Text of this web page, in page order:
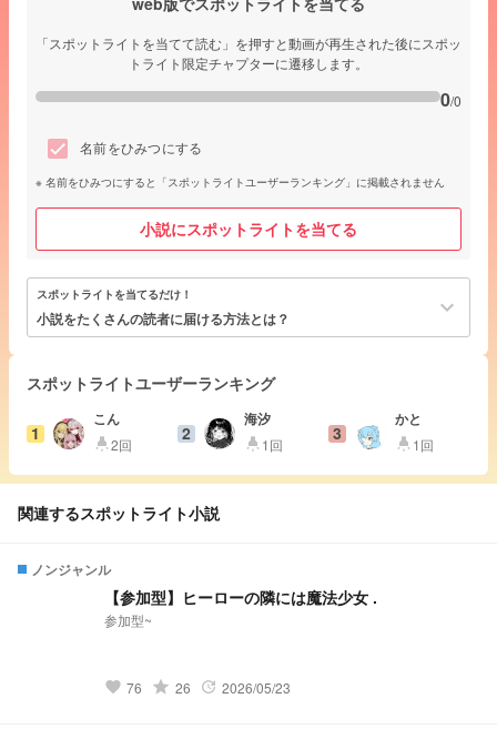
「スポットライトを当てて読む」を押すと動画が再生された後にスポッ
トライト限定チャプターに遷移します。
0/0
名前をひみつにする
名前をひみつにすると「スポットライトユーザーランキング」に掲載されません
小説にスポットライトを当てる
スポットライトを当てるだけ！
小説をたくさんの読者に届ける方法とは？ keyboard_arrow_down
スポットライトユーザーランキング
1
こん
highlight2回 2
海汐
highlight 1回 3
かと
highlight 1回
関連するスポットライト小説
ノンジャンル
【参加型】ヒーローの隣には魔法少女 .
参加型~
favorite 76 grade 26 update 2026/05/23